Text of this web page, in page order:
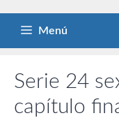
Menú
Serie 24
capítulo